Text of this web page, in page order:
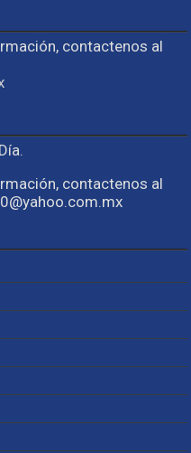
contactenos al
contactenos al